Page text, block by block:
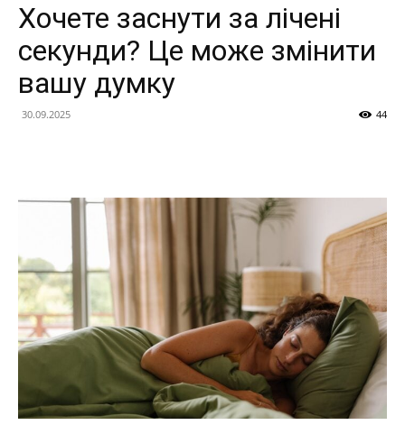
Хочете заснути за лічені
секунди? Це може змінити
вашу думку
30.09.2025 44